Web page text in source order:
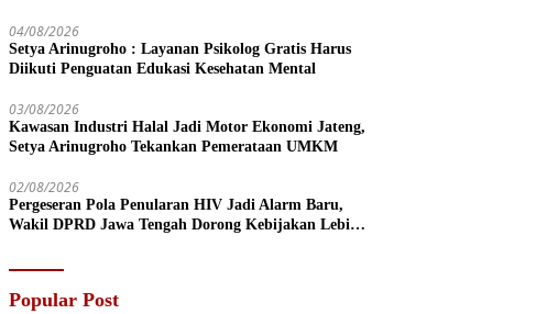
04/08/2026
Setya Arinugroho : Layanan Psikolog Gratis Harus
Diikuti Penguatan Edukasi Kesehatan Mental
03/08/2026
Kawasan Industri Halal Jadi Motor Ekonomi Jateng,
Setya Arinugroho Tekankan Pemerataan UMKM
02/08/2026
Pergeseran Pola Penularan HIV Jadi Alarm Baru,
Wakil DPRD Jawa Tengah Dorong Kebijakan Lebih
Popular Post